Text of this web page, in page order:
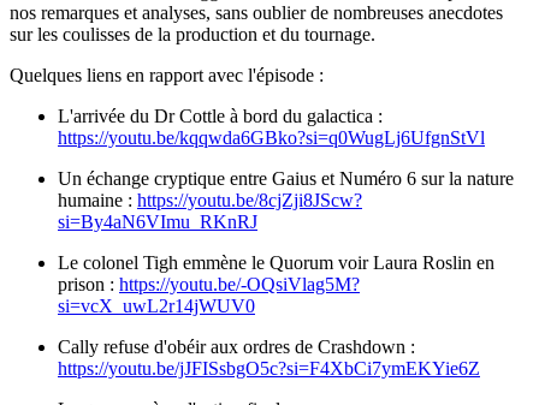
nos remarques et analyses, sans oublier de nombreuses anecdotes
sur les coulisses de la production et du tournage.
Quelques liens en rapport avec l'épisode :
L'arrivée du Dr Cottle à bord du galactica :
https://youtu.be/kqqwda6GBko?si=q0WugLj6UfgnStVl
Un échange cryptique entre Gaius et Numéro 6 sur la nature
humaine : https://youtu.be/8cjZji8JScw?
si=By4aN6VImu_RKnRJ
Le colonel Tigh emmène le Quorum voir Laura Roslin en
prison : https://youtu.be/-OQsiVlag5M?
si=vcX_uwL2r14jWUV0
Cally refuse d'obéir aux ordres de Crashdown :
https://youtu.be/jJFISsbgO5c?si=F4XbCi7ymEKYie6Z